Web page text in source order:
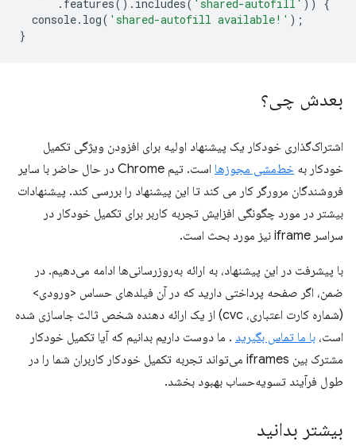
. features(). includes( 'shared-autofill' ))
{
console. log( 'shared-autofill available!' );
}
بعدش چی؟
اشتراک‌گذاری خودکار یک پیشنهاد اولیه برای افزودن ویژگی تکمیل
خودکار به خط‌مشی مجوزها
است. تیم Chrome در حال حاضر با سایر
فروشندگان مرورگر کار می کند تا این پیشنهاد را بررسی کند. پیشنهادات
بیشتر در مورد چگونگی افزایش تجربه کاربر برای تکمیل خودکار در
سراسر iframe نیز مورد بحث است.
با پیشرفت در این پیشنهاد، به ارائه به‌روزرسانی‌ها ادامه می‌دهیم. در
ضمن، اگر صفحه پرداختی دارید که در آن فیلدهای حساس <ورودی>
(شماره کارت اعتباری، cvc) از یک ارائه دهنده شخص ثالث جاسازی شده
است، با ما تماس بگیرید . ما دوست داریم بدانیم که آیا تکمیل خودکار
مشترک بین iframes می‌تواند تجربه تکمیل خودکار کاربران شما را در
طول فرآیند تسویه‌حساب بهبود بخشد.
بیشتر بدانید